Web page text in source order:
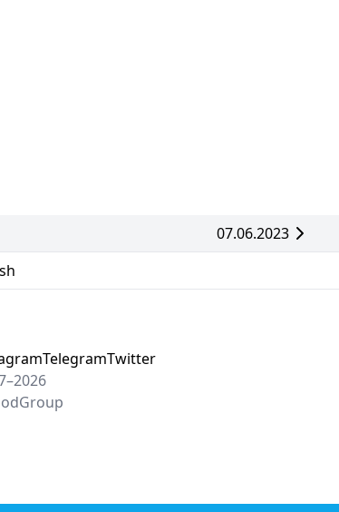
07.06.2023
TelegramTwitter